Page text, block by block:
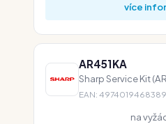
více
AR451KA
Sharp Service Kit
EAN: 4974019468389
na